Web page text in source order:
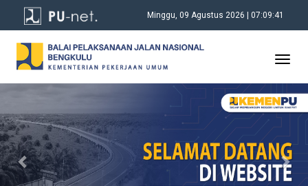
Minggu, 09 Agustus 2026 | 07:09:42